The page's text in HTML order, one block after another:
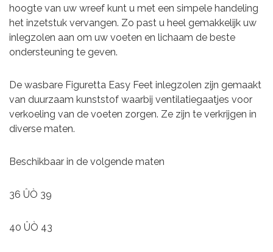
hoogte van uw wreef kunt u met een simpele handeling
het inzetstuk vervangen. Zo past u heel gemakkelijk uw
inlegzolen aan om uw voeten en lichaam de beste
ondersteuning te geven.
De wasbare Figuretta Easy Feet inlegzolen zijn gemaakt
van duurzaam kunststof waarbij ventilatiegaatjes voor
verkoeling van de voeten zorgen. Ze zijn te verkrijgen in
diverse maten.
Beschikbaar in de volgende maten
36 ÛÒ 39
40 ÛÒ 43